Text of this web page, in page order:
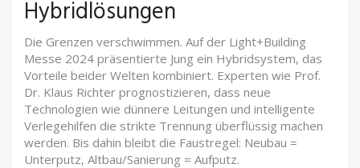
Hybridlösungen
Die Grenzen verschwimmen. Auf der Light+Building
Messe 2024 präsentierte Jung ein Hybridsystem, das
Vorteile beider Welten kombiniert. Experten wie Prof.
Dr. Klaus Richter prognostizieren, dass neue
Technologien wie dünnere Leitungen und intelligente
Verlegehilfen die strikte Trennung überflüssig machen
werden. Bis dahin bleibt die Faustregel: Neubau =
Unterputz, Altbau/Sanierung = Aufputz.